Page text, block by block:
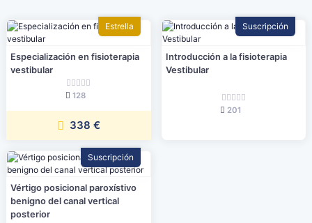
Estrella
Especialización en fisioterapia
vestibular
128
338 €
Suscripción
Introducción a la fisioterapia
Vestibular
201
Suscripción
Vértigo posicional paroxístivo
benigno del canal vertical
posterior